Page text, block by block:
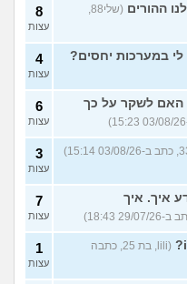
ההורים 8
עצות
במערכות יחסים? 4
עצות
האם לשקר על כך
6
עצות
3
עצות
איך. איך
7
עצות
(lili, בת 25, כתבה
1
עצות